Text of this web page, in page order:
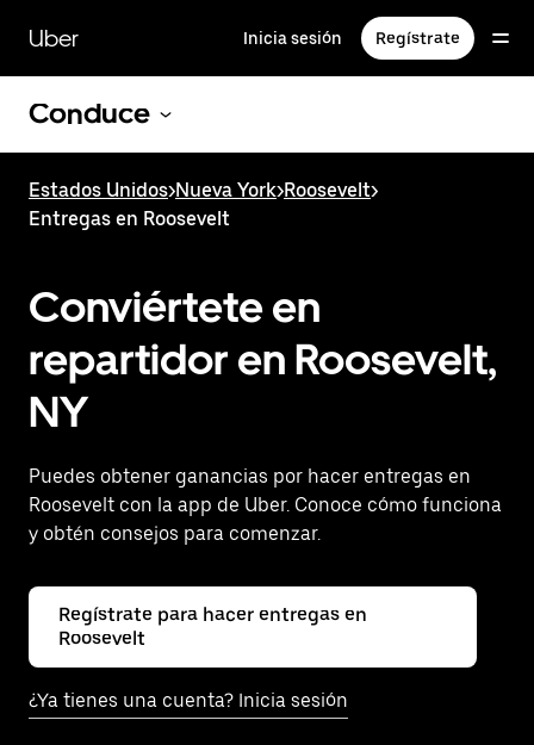
contenido
principal
Uber Inicia sesión Regístrate
Conduce
Estados Unidos>Nueva York>Roosevelt>
Entregas en Roosevelt
Conviértete en
repartidor en Roosevelt,
NY
Puedes obtener ganancias por hacer entregas en
Roosevelt con la app de Uber. Conoce cómo funciona
y obtén consejos para comenzar.
Regístrate para hacer entregas en
Roosevelt
¿Ya tienes una cuenta? Inicia sesión